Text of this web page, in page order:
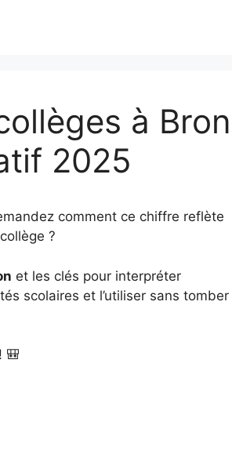
à Bron
2025
comment ce chiffre reflète
?
et les clés pour interpréter
scolaires et l’utiliser sans tomber
🎒